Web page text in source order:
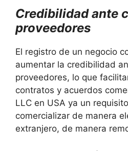
Credibilidad ante
proveedores
El registro de un negocio
aumentar la credibilidad
proveedores, lo que
contratos y acuerdos
LLC en USA ya un
comercializar de manera
extranjero, de manera